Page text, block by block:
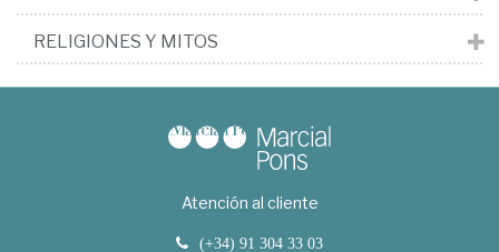
RELIGIONES Y MITOS
Atención al cliente
(+34) 91 304 33 03